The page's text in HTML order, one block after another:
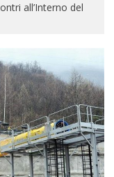
all’Interno del